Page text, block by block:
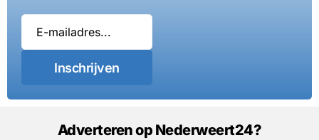
Inschrijven
Adverteren op Nederweert24?